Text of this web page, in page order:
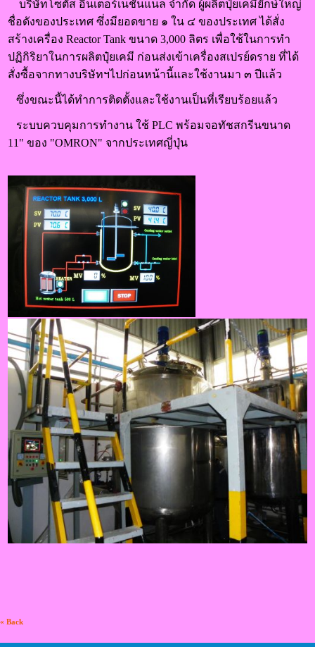
บริษัทโซตัส อินเตอร์เนชั่นแนล จำกัด ผู้ผลิตปุ๋ยเคมียักษ์ใหญ่
ชื่อดังของประเทศ ซึ่งมียอดขาย ๑ ใน ๔ ของประเทศ ได้สั่ง
สร้างเครื่อง Reactor Tank ขนาด 3,000 ลิตร เพื่อใช้ในการทำ
ปฏิกิริยาในการผลิตปุ๋ยเคมี ก่อนส่งเข้าเครื่องสเปรย์ดราย ที่ได้
สั่งซื้อจากทางบริษัทฯไปก่อนหน้านี้และใช้งานมา ๓ ปีแล้ว
ซึ่งขณะนี้ได้ทำการติดตั้งและใช้งานเป็นที่เรียบร้อยแล้ว
ระบบควบคุมการทำงาน ใช้ PLC พร้อมจอทัชสกรีนขนาด
11" ของ "OMRON" จากประเทศญี่ปุ่น
« Back